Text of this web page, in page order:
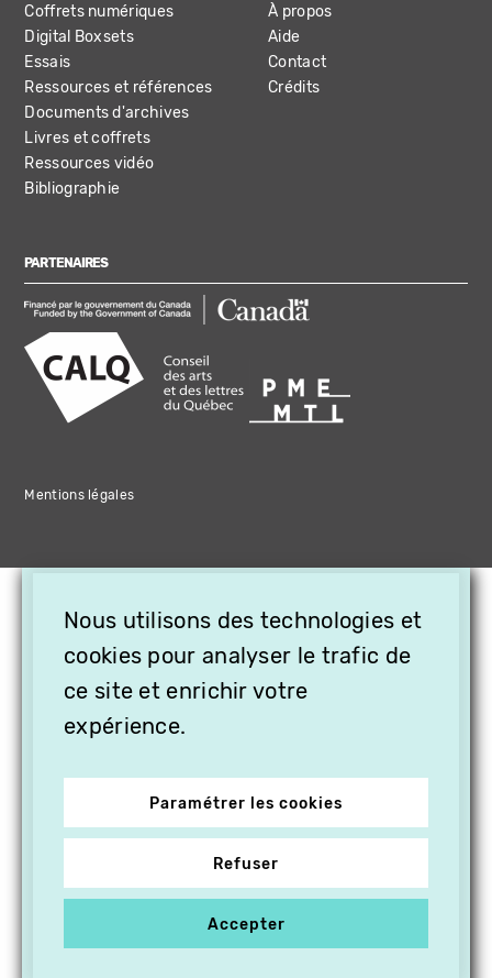
Coffrets numériques
Digital Boxsets
Essais
Ressources et références
Documents d'archives
Livres et coffrets
Ressources vidéo
Bibliographie
À propos
Aide
Contact
Crédits
PARTENAIRES
Mentions légales
Nous utilisons des technologies et
cookies pour analyser le trafic de
ce site et enrichir votre
expérience.
Paramétrer les cookies
Refuser
Accepter
OFFREZ LA VIDÉO EN
CADEAU, ABONNEZ VOS
PROCHES À VITHÈQUE !